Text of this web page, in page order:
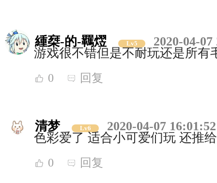
緟椉-的-羈熤 Lv5
2020-04-
游戏很不错但是不耐玩还是所有
0 回复
清梦 Lv6
2020-04-07 16:01:52
色彩爱了 适合小可爱们玩 还推
0 回复